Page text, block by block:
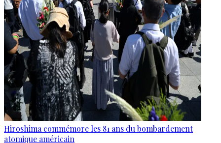
Hiroshima commémore les 81 ans du bombardement
atomique américain